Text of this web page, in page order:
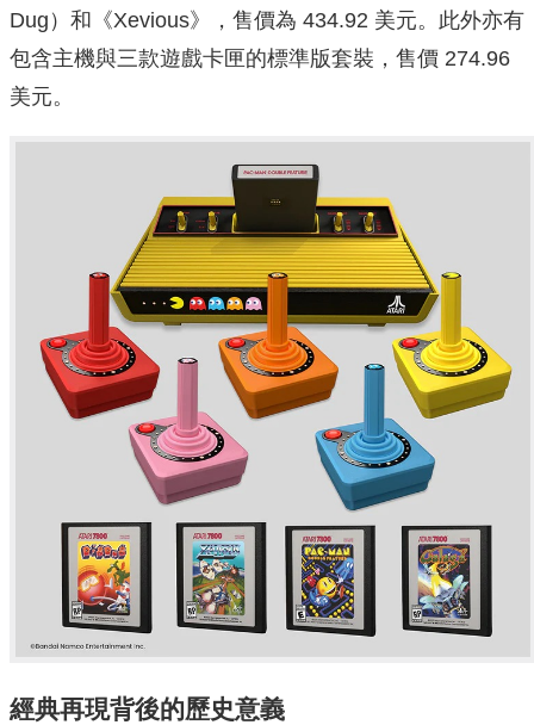
Dug）和《Xevious》，售價為 434.92 美元。此外亦有
包含主機與三款遊戲卡匣的標準版套裝，售價 274.96
美元。
經典再現背後的歷史意義